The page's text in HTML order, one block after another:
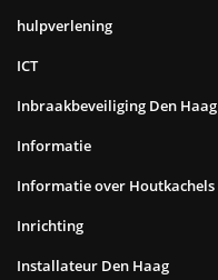
hulpverlening
ICT
Inbraakbeveiliging Den Haag
Informatie
Informatie over Houtkachels
Inrichting
Installateur Den Haag